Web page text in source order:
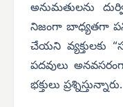
అనుమతులను
నిజంగా బాధ్యతగా
చేయని వ్యక్తులకు
పదవులు
భక్తులు ప్రశ్నిస్తున్నారు.